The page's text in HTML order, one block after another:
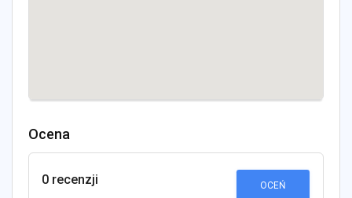
Ocena
0 recenzji OCEŃ